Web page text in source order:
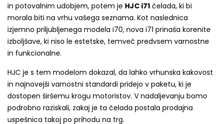
in potovalnim udobjem, potem je HJC i71 čelada, ki bi
morala biti na vrhu vašega seznama. Kot naslednica
izjemno priljubljenega modela i70, nova i71 prinaša korenite
izboljšave, ki niso le estetske, temveč predvsem varnostne
in funkcionalne.
HJC je s tem modelom dokazal, da lahko vrhunska kakovost
in najnovejši varnostni standardi pridejo v paketu, ki je
dostopen širšemu krogu motoristov. V nadaljevanju bomo
podrobno raziskali, zakaj je ta čelada postala prodajna
uspešnica takoj po prihodu na trg.